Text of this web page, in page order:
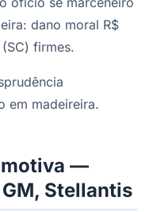
dano moral R$
firmes.
em madeireira.
—
Stellantis